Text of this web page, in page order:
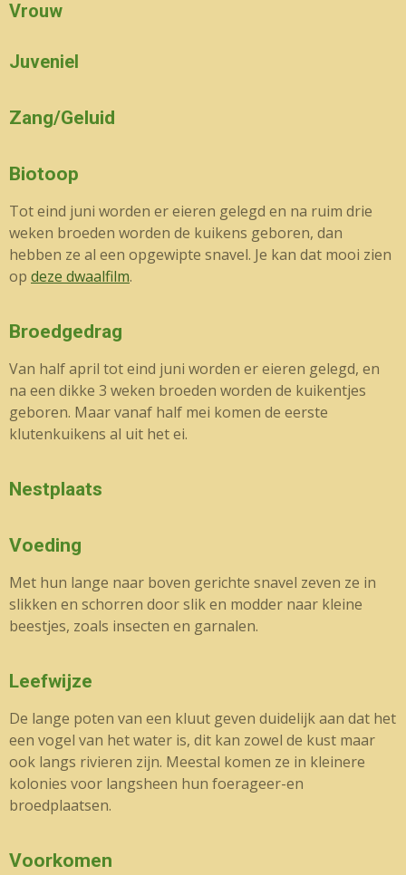
Vrouw
Juveniel
Zang/Geluid
Biotoop
Tot eind juni worden er eieren gelegd en na ruim drie
weken broeden worden de kuikens geboren, dan
hebben ze al een opgewipte snavel. Je kan dat mooi zien
op deze dwaalfilm.
Broedgedrag
Van half april tot eind juni worden er eieren gelegd, en
na een dikke 3 weken broeden worden de kuikentjes
geboren. Maar vanaf half mei komen de eerste
klutenkuikens al uit het ei.
Nestplaats
Voeding
Met hun lange naar boven gerichte snavel zeven ze in
slikken en schorren door slik en modder naar kleine
beestjes, zoals insecten en garnalen.
Leefwijze
De lange poten van een kluut geven duidelijk aan dat het
een vogel van het water is, dit kan zowel de kust maar
ook langs rivieren zijn. Meestal komen ze in kleinere
kolonies voor langsheen hun foerageer-en
broedplaatsen.
Voorkomen